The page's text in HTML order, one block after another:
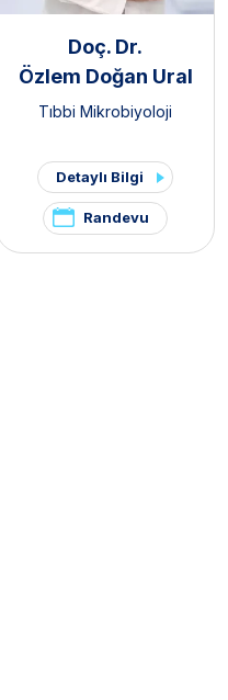
Doç. Dr.
Özlem Doğan Ural
Tıbbi Mikrobiyoloji
Detaylı Bilgi
Randevu